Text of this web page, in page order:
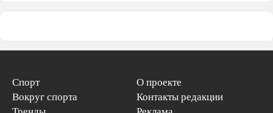
Спорт
Вокруг спорта
О проекте
Контакты редакции